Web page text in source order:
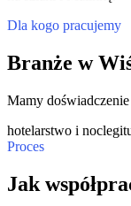
Dla kogo pracujemy
Branże w
Mamy
hotelarstwo i noclegi
Proces
Jak